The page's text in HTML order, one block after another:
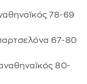
78-69
67-80
80-